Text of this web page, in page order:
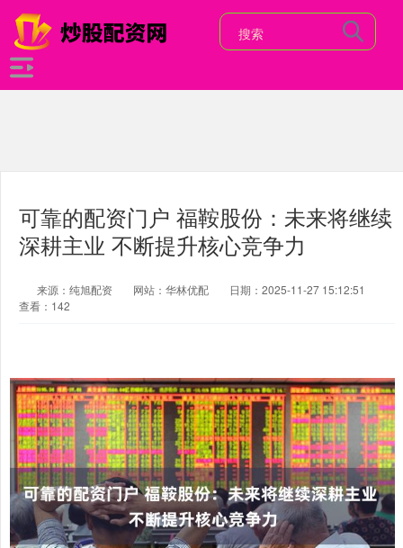
可靠的配资门户 福鞍股份：未来将继续
深耕主业 不断提升核心竞争力
来源：纯旭配资 网站：华林优配
日期：2025-11-27 15:12:51
查看：142